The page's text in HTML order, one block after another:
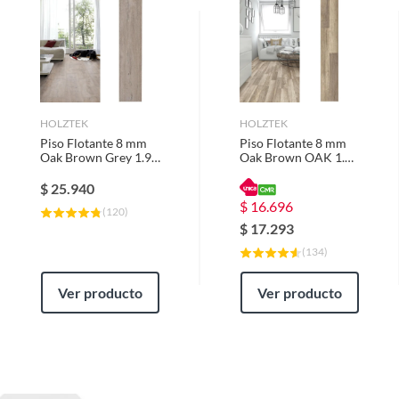
HOLZTEK
Piso Flotante 8 mm
Oak Brown Grey 1.99
$ 25.940
( 120)
Ver producto
HOLZTEK
Piso Flotante 8 mm
Oak Brown OAK 1.99
$ 16.696
$ 17.293
( 134)
Ver producto